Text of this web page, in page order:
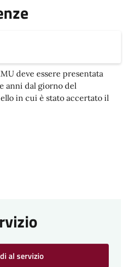
deve essere presentata
anni dal giorno del
in cui è stato accertato il
al servizio